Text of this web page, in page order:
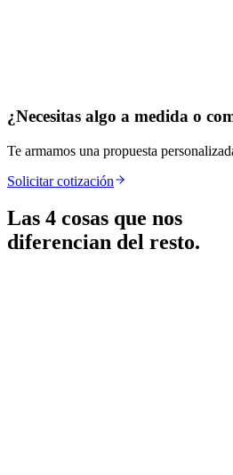
¿Necesitas algo a medida o
Te armamos una propuesta
Solicitar cotización
Las 4 cosas que nos
diferencian del resto.